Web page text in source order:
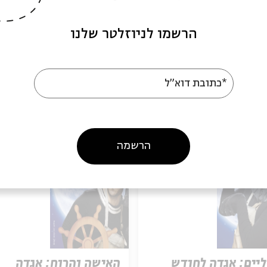
אגדה לחודש
האישה והרוח: אגדה
הרשמו לניוזלטר שלנו
*כתובת דוא"ל
הרשמה